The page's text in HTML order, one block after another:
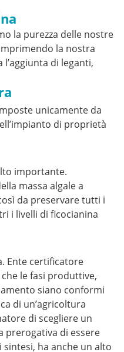
la purezza delle nostre
la nostra
di leganti,
unicamente da
di proprietà
importante.
massa algale a
da preservare tutti i
i livelli di ficocianina
Ente certificatore
le fasi produttive,
siano conformi
di un’agricoltura
di scegliere un
prerogativa di essere
ha anche un alto